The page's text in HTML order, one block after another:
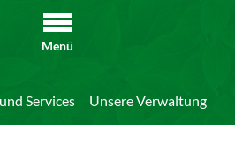
Menü
Services Unsere Verwaltung